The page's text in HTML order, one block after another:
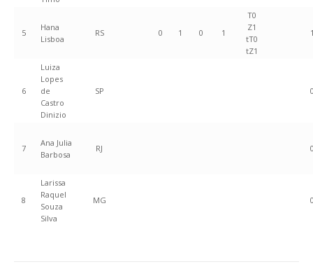
5
Hana
Lisboa
RS 0 1 0 1
T0
Z1
tT0
tZ1
6
Luiza
Lopes
de
Castro
Dinizio
SP
7
Ana Julia
Barbosa
RJ
8
Larissa
Raquel
Souza
Silva
MG